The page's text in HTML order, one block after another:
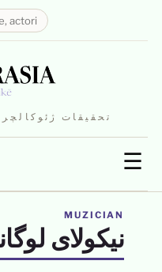
تحقیقات
☰
MUZICIAN
نیکولای